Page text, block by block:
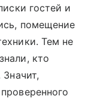
гостей и
помещение
Тем не
кто